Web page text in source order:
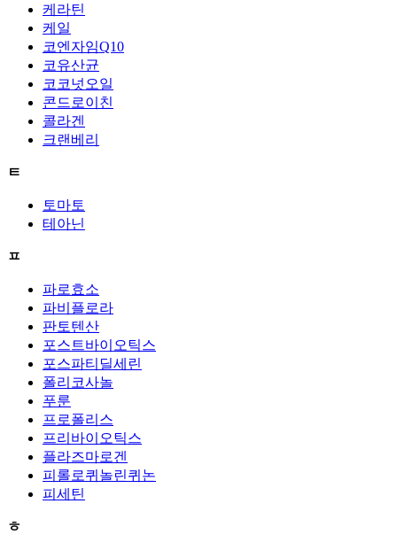
케라틴
케일
코엔자임Q10
코유산균
코코넛오일
콘드로이친
콜라겐
크랜베리
ㅌ
토마토
테아닌
ㅍ
파로효소
파비플로라
판토텐산
포스트바이오틱스
포스파티딜세린
폴리코사놀
푸룬
프로폴리스
프리바이오틱스
플라즈마로겐
피롤로퀴놀린퀴논
피세틴
ㅎ